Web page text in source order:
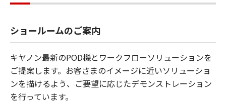
ショールームのご案内
キヤノン最新のPOD機とワークフローソリューションを
ご提案します。お客さまのイメージに近いソリューショ
ンを描けるよう、ご要望に応じたデモンストレーション
を行っています。